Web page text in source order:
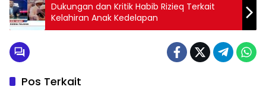
Dukungan dan Kritik Habib Rizieq Terkait
Kelahiran Anak Kedelapan
Pos Terkait